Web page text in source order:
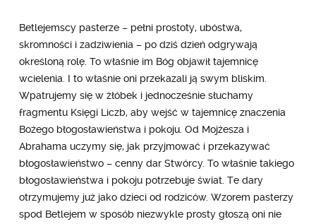
Betlejemscy pasterze – pełni prostoty, ubóstwa,
skromności i zadziwienia – po dziś dzień odgrywają
określoną rolę. To właśnie im Bóg objawił tajemnicę
wcielenia. I to właśnie oni przekazali ją swym bliskim.
Wpatrujemy się w żłóbek i jednocześnie słuchamy
fragmentu Księgi Liczb, aby wejść w tajemnicę znaczenia
Bożego błogosławieństwa i pokoju. Od Mojżesza i
Abrahama uczymy się, jak przyjmować i przekazywać
błogosławieństwo – cenny dar Stwórcy. To właśnie takiego
błogosławieństwa i pokoju potrzebuje świat. Te dary
otrzymujemy już jako dzieci od rodziców. Wzorem pasterzy
spod Betlejem w sposób niezwykle prosty głoszą oni nie